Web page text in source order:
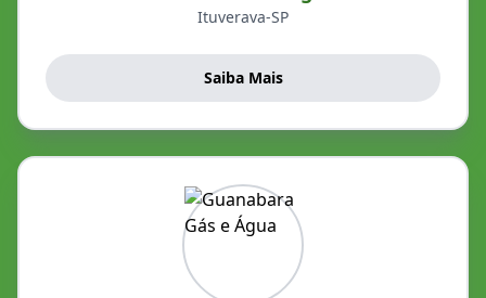
Ituverava-SP
Saiba Mais